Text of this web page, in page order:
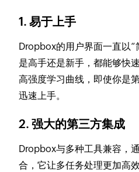
1. 易于上手
Dropbox的用户界面一直以
是高手还是新手，都能够快
高强度学习曲线，即使你是
迅速上手。
2. 强大的第三方集成
Dropbox与多种工具兼容，
合，它让多任务处理更加高效